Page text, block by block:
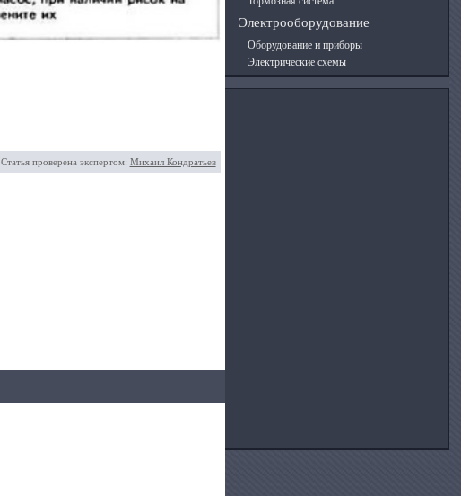
Статья проверена экспертом: Михаил Кондратьев
Электрооборудование
Оборудование и приборы
Электрические схемы